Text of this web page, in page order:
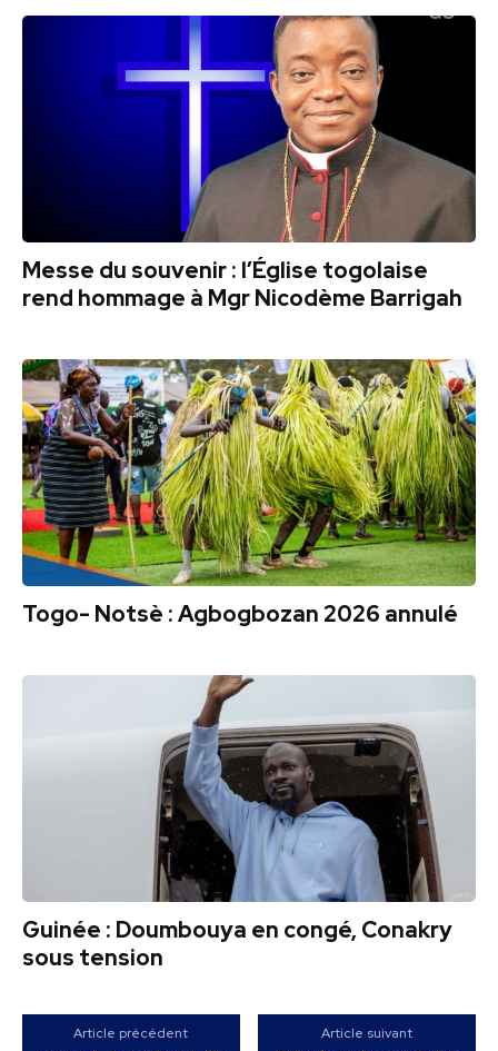
Messe du souvenir : l’Église togolaise
rend hommage à Mgr Nicodème Barrigah
Togo- Notsè : Agbogbozan 2026 annulé
Guinée : Doumbouya en congé, Conakry
sous tension
Article précédent Article suivant